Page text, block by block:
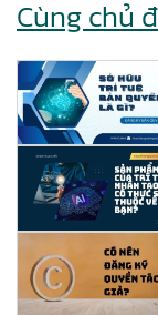
Cùng chủ